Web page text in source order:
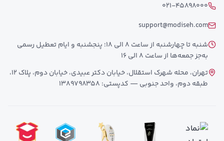
021-45898000
support@modiseh.com
شنبه تا چهارشنبه از ساعت 8 الی 18؛ پنجشنبه و ایام تعطیل رسمی
به‌جز جمعه‌ها از ساعت 8 الی 16
تهران، محله شهرک استقلال، خیابان دکتر عبیدی، خیابان دوم، پلاک 12،
طبقه دوم، واحد جنوبی — کدپستی: 1389798358